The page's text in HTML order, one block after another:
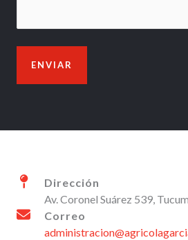
Dirección
Av. Coronel Suárez 539,
Correo​